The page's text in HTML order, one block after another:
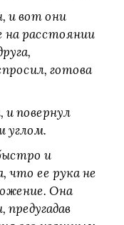
и вот они
на расстоянии
готова
и повернул
углом.
и
что ее рука не
Она